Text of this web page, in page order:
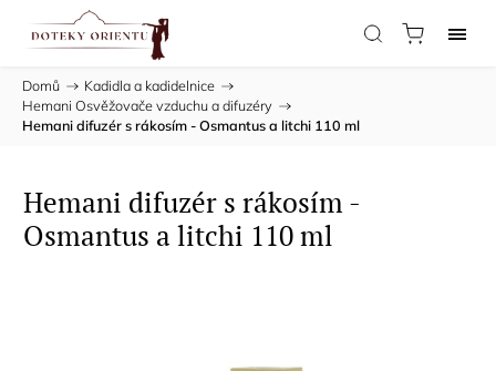
Domů / Kadidla a kadidelnice /
Hemani Osvěžovače vzduchu a difuzéry /
Hemani difuzér s rákosím - Osmantus a litchi 110 ml
Hemani difuzér s rákosím -
Osmantus a litchi 110 ml